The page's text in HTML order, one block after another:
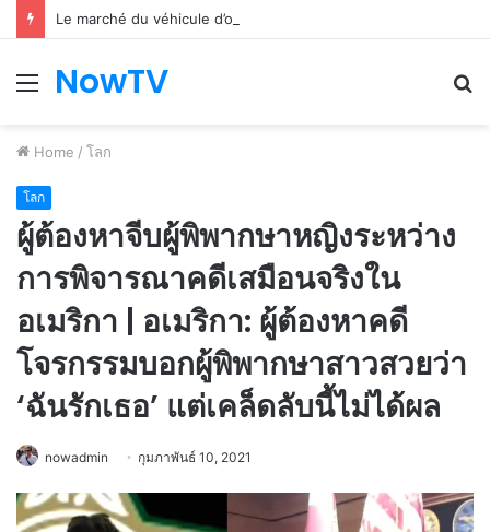
Le marché du véhicule d’occasion en plein essor
Menu
NowTV
Home / โลก
โลก
ผู้ต้องหาจีบผู้พิพากษาหญิงระหว่าง
การพิจารณาคดีเสมือนจริงใน
อเมริกา | อเมริกา: ผู้ต้องหาคดี
โจรกรรมบอกผู้พิพากษาสาวสวยว่า
‘ฉันรักเธอ’ แต่เคล็ดลับนี้ไม่ได้ผล
nowadmin กุมภาพันธ์ 10, 2021